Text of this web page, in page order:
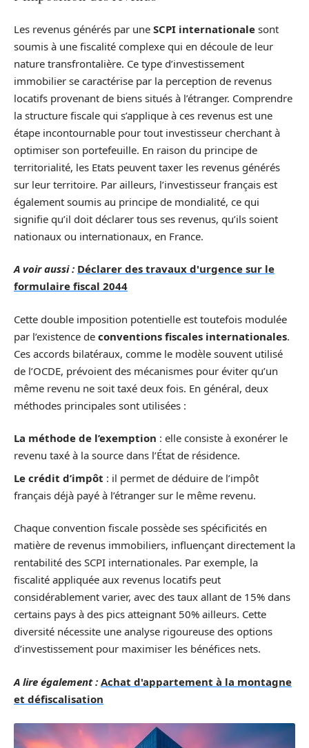
Les revenus générés par une SCPI internationale sont
soumis à une fiscalité complexe qui en découle de leur
nature transfrontalière. Ce type d’investissement
immobilier se caractérise par la perception de revenus
locatifs provenant de biens situés à l’étranger. Comprendre
la structure fiscale qui s’applique à ces revenus est une
étape incontournable pour tout investisseur cherchant à
optimiser son portefeuille. En raison du principe de
territorialité, les Etats peuvent taxer les revenus générés
sur leur territoire. Par ailleurs, l’investisseur français est
également soumis au principe de mondialité, ce qui
signifie qu’il doit déclarer tous ses revenus, qu’ils soient
nationaux ou internationaux, en France.
A voir aussi : Déclarer des travaux d'urgence sur le
formulaire fiscal 2044
Cette double imposition potentielle est toutefois modulée
par l’existence de conventions fiscales internationales.
Ces accords bilatéraux, comme le modèle souvent utilisé
de l’OCDE, prévoient des mécanismes pour éviter qu’un
même revenu ne soit taxé deux fois. En général, deux
méthodes principales sont utilisées :
La méthode de l’exemption : elle consiste à exonérer le
revenu taxé à la source dans l’État de résidence.
Le crédit d’impôt : il permet de déduire de l’impôt
français déjà payé à l’étranger sur le même revenu.
Chaque convention fiscale possède ses spécificités en
matière de revenus immobiliers, influençant directement la
rentabilité des SCPI internationales. Par exemple, la
fiscalité appliquée aux revenus locatifs peut
considérablement varier, avec des taux allant de 15% dans
certains pays à des pics atteignant 50% ailleurs. Cette
diversité nécessite une analyse rigoureuse des options
d’investissement pour maximiser les bénéfices nets.
A lire également : Achat d'appartement à la montagne
et défiscalisation